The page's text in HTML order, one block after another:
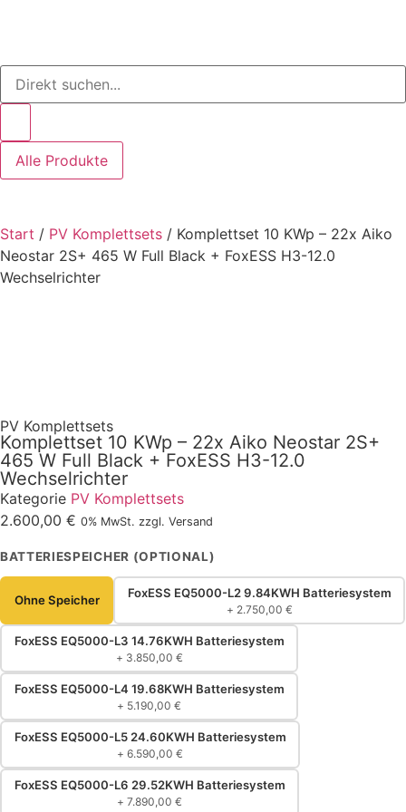
Alle Produkte
Start / PV Komplettsets / Komplettset 10 KWp – 22x Aiko
Neostar 2S+ 465 W Full Black + FoxESS H3-12.0
Wechselrichter
PV Komplettsets
Komplettset 10 KWp – 22x Aiko Neostar 2S+
465 W Full Black + FoxESS H3-12.0
Wechselrichter
Kategorie PV Komplettsets
2.600,00 € 0% MwSt. zzgl. Versand
BATTERIESPEICHER (OPTIONAL)
Ohne Speicher
FoxESS EQ5000-L2 9.84KWH Batteriesystem
+ 2.750,00 €
FoxESS EQ5000-L3 14.76KWH Batteriesystem
+ 3.850,00 €
FoxESS EQ5000-L4 19.68KWH Batteriesystem
+ 5.190,00 €
FoxESS EQ5000-L5 24.60KWH Batteriesystem
+ 6.590,00 €
FoxESS EQ5000-L6 29.52KWH Batteriesystem
+ 7.890,00 €